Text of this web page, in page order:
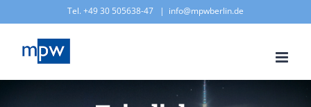
springen
Tel. +49 30 505638-47 | info@mpwberlin.de